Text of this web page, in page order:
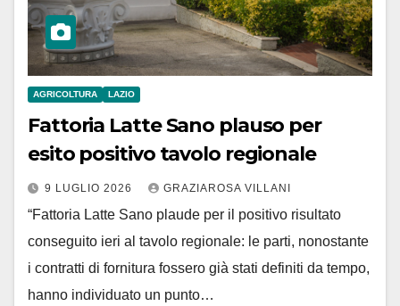
AGRICOLTURA LAZIO
Fattoria Latte Sano plauso per
esito positivo tavolo regionale
9 LUGLIO 2026 GRAZIAROSA VILLANI
“Fattoria Latte Sano plaude per il positivo risultato
conseguito ieri al tavolo regionale: le parti, nonostante
i contratti di fornitura fossero già stati definiti da tempo,
hanno individuato un punto…